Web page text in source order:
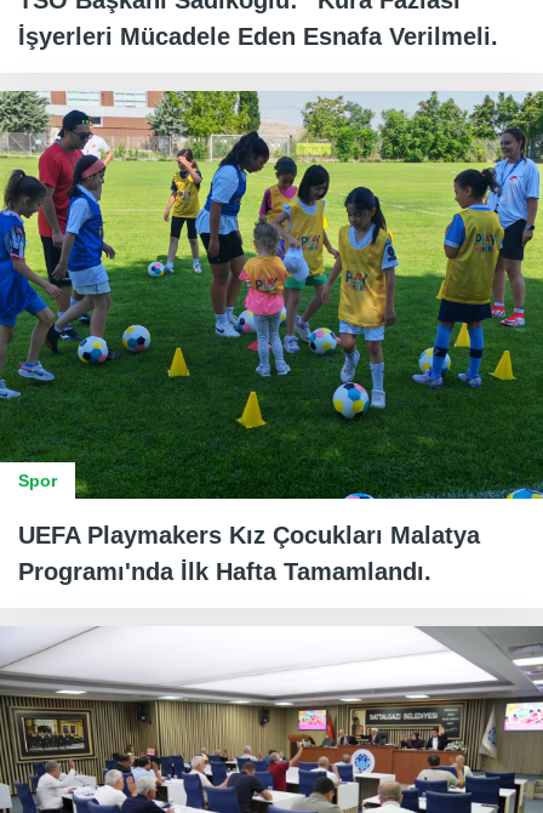
İşyerleri Mücadele Eden Esnafa Verilmeli.
Spor
UEFA Playmakers Kız Çocukları Malatya
Programı'nda İlk Hafta Tamamlandı.